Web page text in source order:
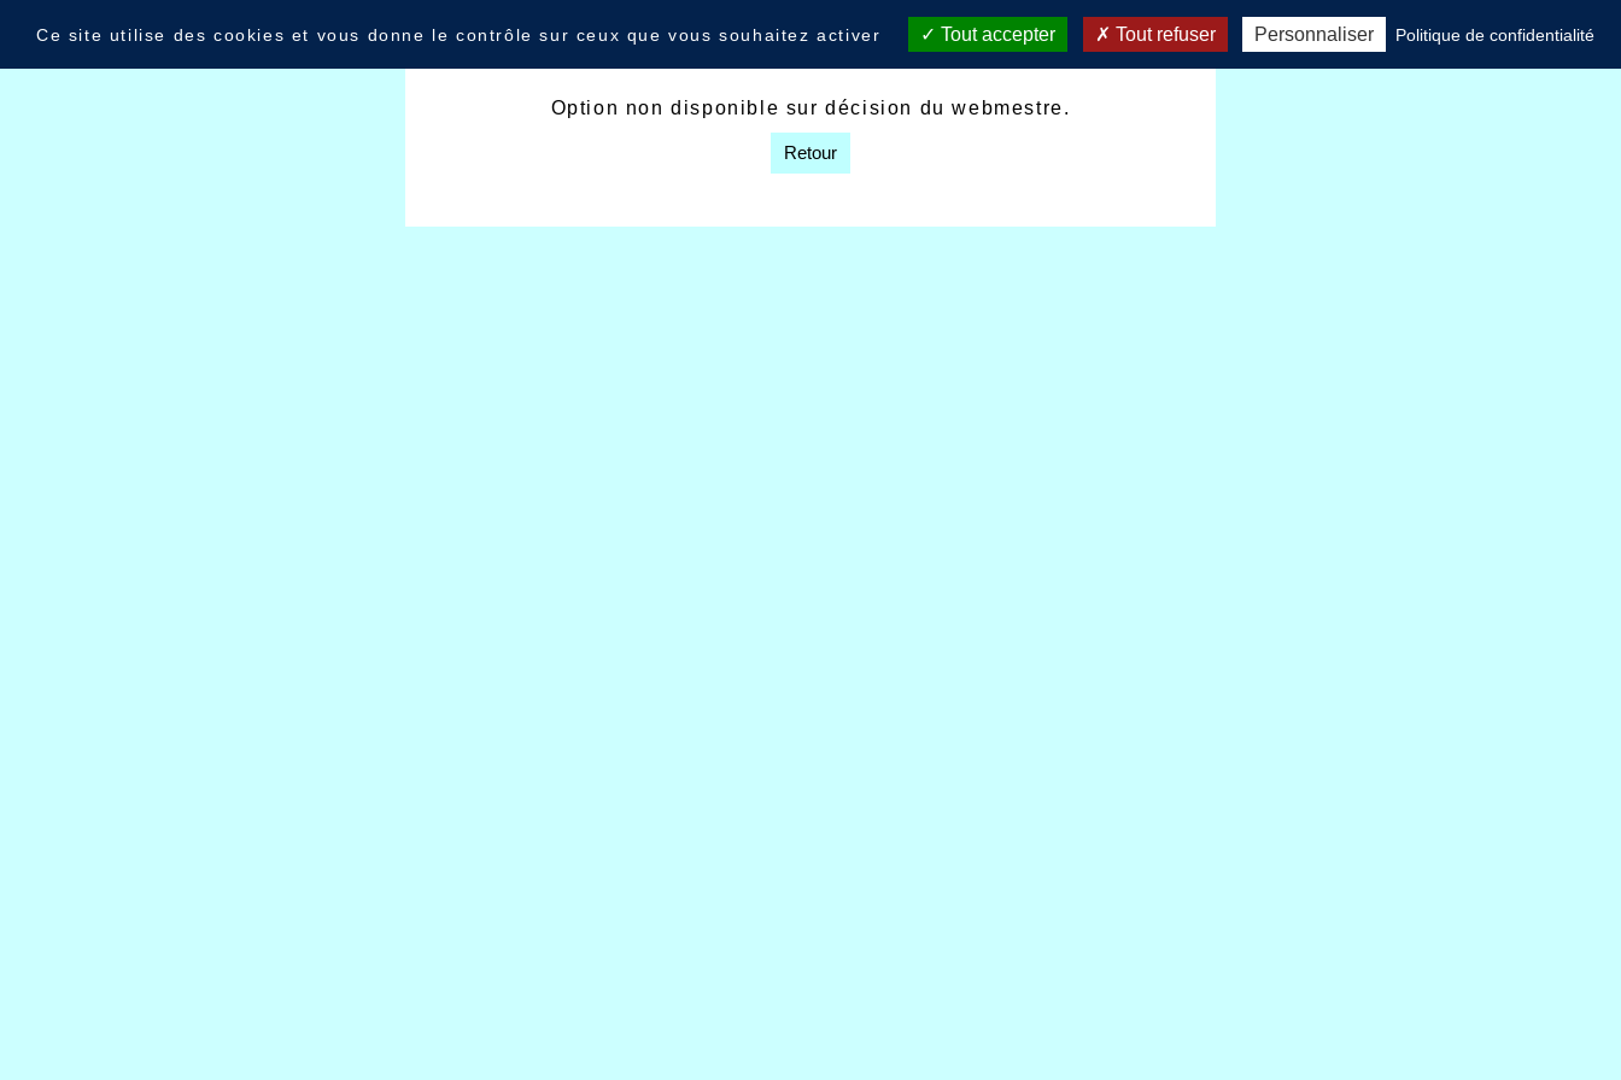
Blog
Option non disponible sur décision du webmestre.
Retour
Ce site utilise des cookies et vous donne le contrôle sur ceux que vous souhaitez activer Tout accepter Tout refuser Personnaliser Politique de confidentialité